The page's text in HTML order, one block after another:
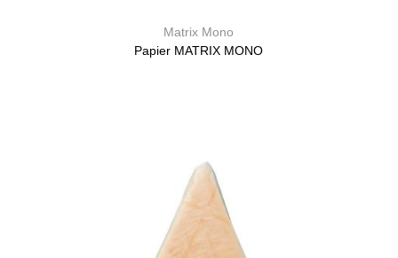
Matrix Mono
Papier MATRIX MONO